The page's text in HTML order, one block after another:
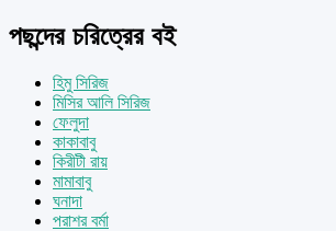
পছন্দের চরিত্রের বই
হিমু সিরিজ
মিসির আলি সিরিজ
ফেলুদা
কাকাবাবু
কিরীটী রায়
মামাবাবু
ঘনাদা
পরাশর বর্মা